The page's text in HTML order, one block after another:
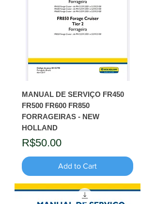
MANUAL DE SERVIÇO FR450
FR500 FR600 FR850
FORRAGEIRAS - NEW
HOLLAND
Price
R$50.00
Add to Cart